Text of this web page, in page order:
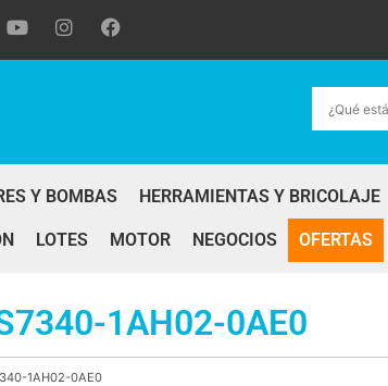
Y BOMBAS HERRAMIENTAS Y BRICOLAJE
LOTES MOTOR NEGOCIOS OFERTAS
1AH02-0AE0
1AH02-0AE0